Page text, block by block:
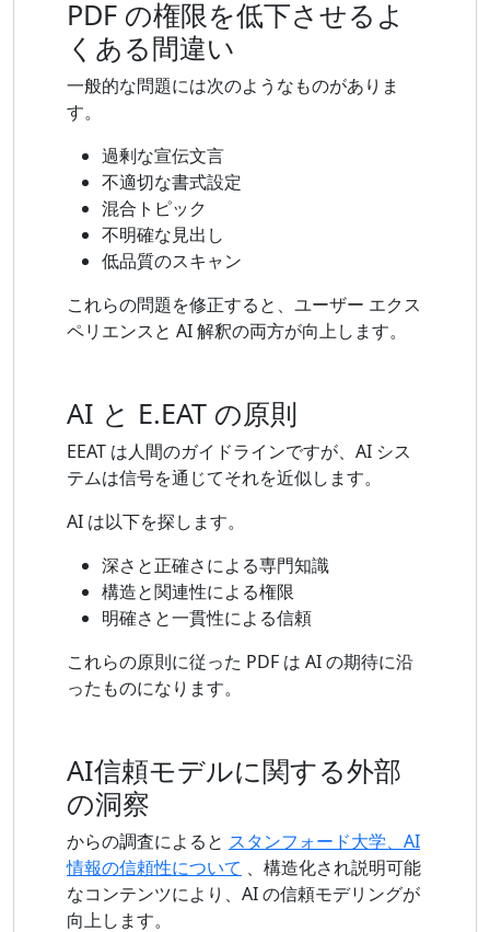
PDF の権限を低下させるよ
くある間違い
一般的な問題には次のようなものがありま
す。
過剰な宣伝文言
不適切な書式設定
混合トピック
不明確な見出し
低品質のスキャン
これらの問題を修正すると、ユーザー エクス
ペリエンスと AI 解釈の両方が向上します。
AI と E.EAT の原則
EEAT は人間のガイドラインですが、AI シス
テムは信号を通じてそれを近似します。
AI は以下を探します。
深さと正確さによる専門知識
構造と関連性による権限
明確さと一貫性による信頼
これらの原則に従った PDF は AI の期待に沿
ったものになります。
AI信頼モデルに関する外部
の洞察
からの調査によると スタンフォード大学、AI
情報の信頼性について 、構造化され説明可能
なコンテンツにより、AI の信頼モデリングが
向上します。